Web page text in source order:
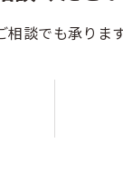
相談でも承りま